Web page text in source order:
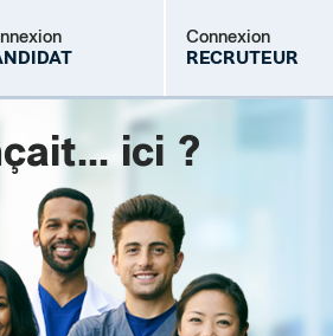
Connexion
RECRUTEUR
Mot de passe oublié
ici ?